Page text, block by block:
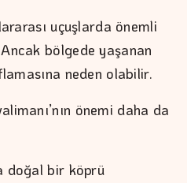
uçuşlarda önemli
bölgede yaşanan
neden olabilir.
önemi daha da
doğal bir köprü